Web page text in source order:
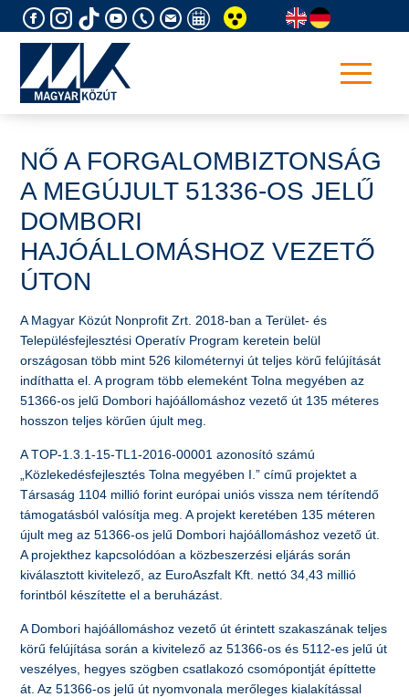
to
NŐ A FORGALOMBIZTONSÁG
A MEGÚJULT 51336-OS JELŰ
DOMBORI
HAJÓÁLLOMÁSHOZ VEZETŐ
ÚTON
A Magyar Közút Nonprofit Zrt. 2018-ban a Terület- és
Településfejlesztési Operatív Program keretein belül
országosan több mint 526 kilométernyi út teljes körű felújítását
indíthatta el. A program több elemeként Tolna megyében az
51366-os jelű Dombori hajóállomáshoz vezető út 135 méteres
hosszon teljes körűen újult meg.
A TOP-1.3.1-15-TL1-2016-00001 azonosító számú
„Közlekedésfejlesztés Tolna megyében I.” című projektet a
Társaság 1104 millió forint európai uniós vissza nem térítendő
támogatásból valósítja meg. A projekt keretében 135 méteren
újult meg az 51366-os jelű Dombori hajóállomáshoz vezető út.
A projekthez kapcsolódóan a közbeszerzési eljárás során
kiválasztott kivitelező, az EuroAszfalt Kft. nettó 34,43 millió
forintból készítette el a beruházást.
A Dombori hajóállomáshoz vezető út érintett szakaszának teljes
körű felújítása során a kivitelező az 51366-os és 5112-es jelű út
veszélyes, hegyes szögben csatlakozó csomópontját építtette
át. Az 51366-os jelű út nyomvonala merőleges kialakítással